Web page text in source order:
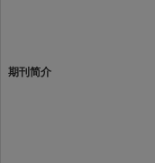
期刊简介